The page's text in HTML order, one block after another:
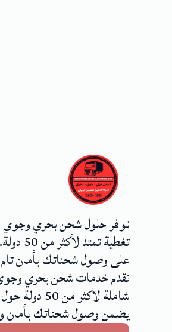
نوفر حلول شحن بحري وجوي
تغطية
على وصول شحناتك بأمان
نقدم خدمات شحن بحري
شاملة لأكثر
يضمن وصول شحناتك بأمان